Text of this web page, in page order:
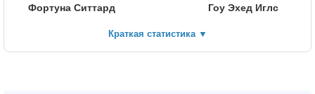
Фортуна Ситтард Гоу Эхед Иглс
Краткая статистика ▼